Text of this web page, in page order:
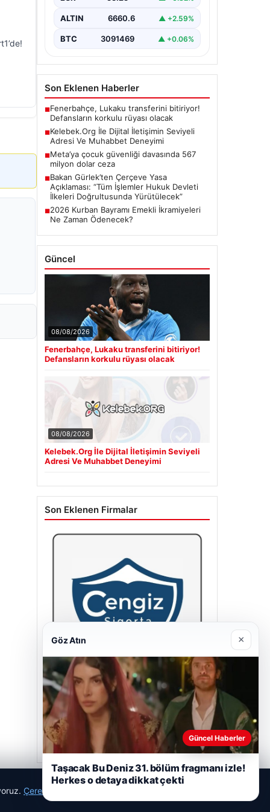
ALTIN 6660.6 ▲ +2.59%
BTC 3091469 ▲ +0.06%
Son Eklenen Haberler
■Fenerbahçe, Lukaku transferini bitiriyor!
Defansların korkulu rüyası olacak
■Kelebek.Org İle Dijital İletişimin Seviyeli
Adresi Ve Muhabbet Deneyimi
■Meta’ya çocuk güvenliği davasında 567
milyon dolar ceza
■Bakan Gürlek’ten Çerçeve Yasa
Açıklaması: “Tüm İşlemler Hukuk Devleti
İlkeleri Doğrultusunda Yürütülecek”
■2026 Kurban Bayramı Emekli İkramiyeleri
Ne Zaman Ödenecek?
Güncel
08/08/2026
Fenerbahçe, Lukaku transferini bitiriyor!
Defansların korkulu rüyası olacak
08/08/2026
Kelebek.Org İle Dijital İletişimin Seviyeli
Adresi Ve Muhabbet Deneyimi
Son Eklenen Firmalar
Cengiz Sigorta
23/06/2026
Çerez Politikamız
Göz Atın ×
Güncel Haberler
Taşacak Bu Deniz 31. bölüm fragmanı izle!
Herkes o detaya dikkat çekti